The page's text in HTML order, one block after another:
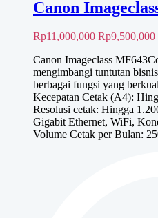
Canon
Rp11,000,000 Harga
adalah:
Rp9,500,000
Canon Imageclass
mengimbangi tuntutan
berbagai fungsi yang
Kecepatan Cetak (A4):
Resolusi cetak: Hingga
Gigabit Ethernet, WiFi,
Volume Cetak per Bulan: